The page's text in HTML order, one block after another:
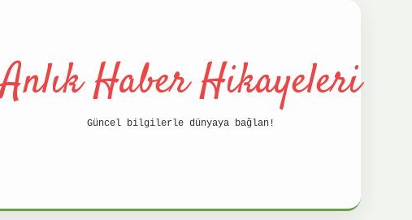
Anlık Haber Hikayeleri
Güncel bilgilerle dünyaya bağlan!